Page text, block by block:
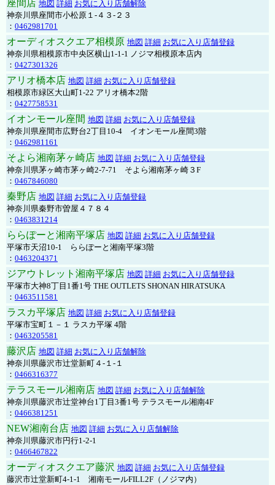
座間店 地図 詳細 お気に入り店舗解除
神奈川県座間市小松原１-４３-２３
： 0462981701
オーディオスクエア相模原 地図 詳細 お気に入り店舗登録
神奈川県相模原市中央区横山1-1-1 ノジマ相模原本店内
： 0427301326
アリオ橋本店 地図 詳細 お気に入り店舗登録
相模原市緑区大山町1-22 アリオ橋本2階
： 0427758531
イオンモール座間 地図 詳細 お気に入り店舗登録
神奈川県座間市広野台2丁目10-4 イオンモール座間3階
： 0462981161
そよら湘南茅ヶ崎店 地図 詳細 お気に入り店舗登録
神奈川県茅ヶ崎市茅ヶ崎2‐7‐71 そよら湘南茅ヶ崎３F
： 0467846080
秦野店 地図 詳細 お気に入り店舗登録
神奈川県秦野市曽屋４７８４
： 0463831214
ららぽーと湘南平塚店 地図 詳細 お気に入り店舗登録
平塚市天沼10-1 ららぽーと湘南平塚3階
： 0463204371
ジアウトレット湘南平塚店 地図 詳細 お気に入り店舗登録
平塚市大神8丁目1番1号 THE OUTLETS SHONAN HIRATSUKA
： 0463511581
ラスカ平塚店 地図 詳細 お気に入り店舗登録
平塚市宝町１－１ ラスカ平塚 4階
： 0463205581
藤沢店 地図 詳細 お気に入り店舗解除
神奈川県藤沢市辻堂新町４-１-１
： 0466316377
テラスモール湘南店 地図 詳細 お気に入り店舗解除
神奈川県藤沢市辻堂神台1丁目3番1号 テラスモール湘南4F
： 0466381251
NEW湘南台店 地図 詳細 お気に入り店舗解除
神奈川県藤沢市円行1-2-1
： 0466467822
オーディオスクエア藤沢 地図 詳細 お気に入り店舗登録
藤沢市辻堂新町4-1-1 湘南モールFILL2F（ノジマ内）